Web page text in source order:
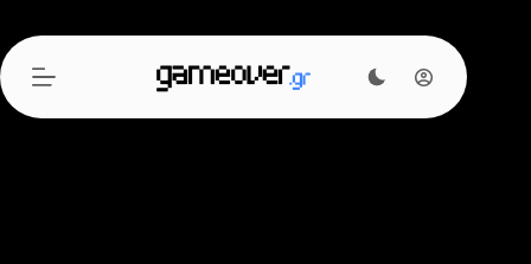
περιεχόμενο